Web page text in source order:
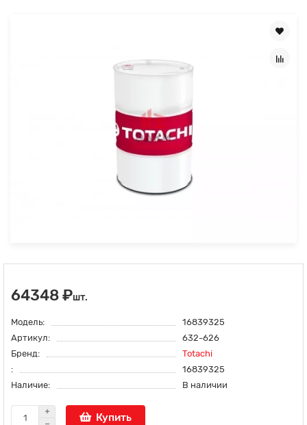
64348 ₽шт.
Модель:
16839325
Артикул:
632-626
Бренд:
Totachi
:
16839325
Наличие:
В наличии
Купить